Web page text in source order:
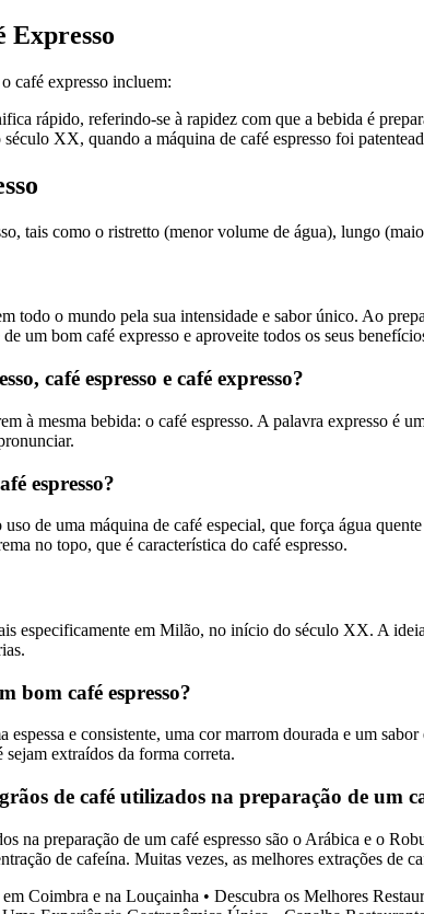
Expresso
café expresso incluem:
rápido, referindo-se à rapidez com que a bebida é
XX, quando a máquina de café espresso foi
tais como o ristretto (menor volume de água), lungo
todo o mundo pela sua intensidade e sabor único. Ao
um bom café expresso e aproveite todos os seus
café espresso e café expresso?
à mesma bebida: o café espresso. A palavra expresso
espresso?
de uma máquina de café especial, que força água
no topo, que é característica do café espresso.
especificamente em Milão, no início do século XX. A
bom café espresso?
espessa e consistente, uma cor marrom dourada e um
sejam extraídos da forma correta.
de café utilizados na preparação de um
na preparação de um café espresso são o Arábica e o
de cafeína. Muitas vezes, as melhores extrações de
Coimbra e na Louçainha • Descubra os Melhores